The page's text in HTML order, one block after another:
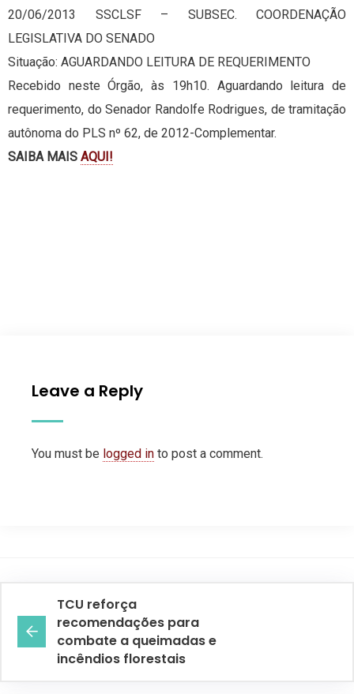
20/06/2013 SSCLSF – SUBSEC. COORDENAÇÃO
LEGISLATIVA DO SENADO
Situação: AGUARDANDO LEITURA DE REQUERIMENTO
Recebido neste Órgão, às 19h10. Aguardando leitura de
requerimento, do Senador Randolfe Rodrigues, de tramitação
autônoma do PLS nº 62, de 2012-Complementar.
SAIBA MAIS AQUI!
Leave a Reply
You must be logged in to post a comment.
TCU reforça
recomendações para
combate a queimadas e
incêndios florestais